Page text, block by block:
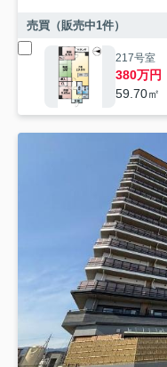
売買（販売中1件）
217号室
380万円
59.70㎡